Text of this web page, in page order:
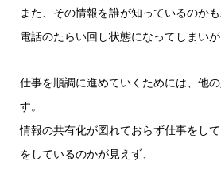
また、その情報を誰が知っているのかも
電話のたらい回し状態になってしまいが
仕事を順調に進めていくためには、他
す。
情報の共有化が図れておらず仕事をし
をしているのかが見えず、